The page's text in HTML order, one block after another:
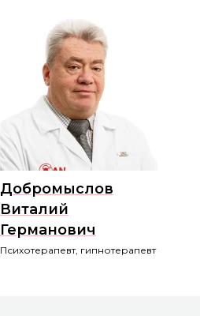
Добромыслов
Виталий
Германович
Психотерапевт, гипнотерапевт